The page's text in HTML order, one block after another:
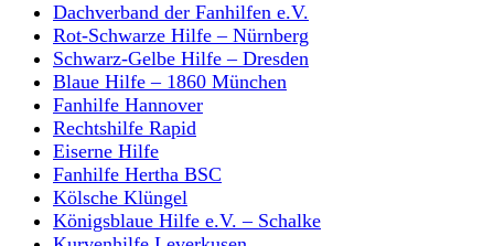
Dachverband der Fanhilfen e.V.
Rot-Schwarze Hilfe – Nürnberg
Schwarz-Gelbe Hilfe – Dresden
Blaue Hilfe – 1860 München
Fanhilfe Hannover
Rechtshilfe Rapid
Eiserne Hilfe
Fanhilfe Hertha BSC
Kölsche Klüngel
Königsblaue Hilfe e.V. – Schalke